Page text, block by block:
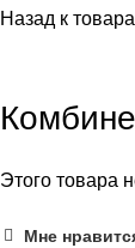
Назад к
Этого товара
Мне